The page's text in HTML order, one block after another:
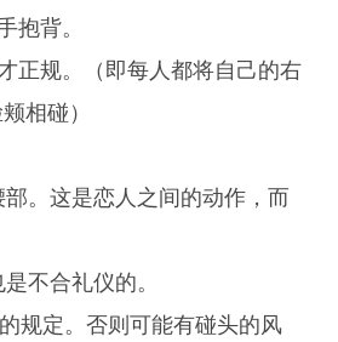
抱背。
正规。（即每人都将自己的右
相碰）
。这是恋人之间的动作，而
不合礼仪的。
规定。否则可能有碰头的风